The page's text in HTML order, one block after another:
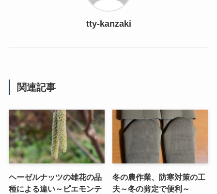
tty-kanzaki
関連記事
ヘーゼルナッツの雄花の品
種による違い～ピエモンテ
冬の農作業、防寒対策の工
夫～冬の剪定で便利～